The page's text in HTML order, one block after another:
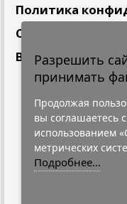
Политика
Сотрудничество
Вакансии
Подпишитесь
Нажимая на
персональных
Разрешить
принимать
Продолжая
вы соглашаетесь с
использованием
метрических
Подробнее...